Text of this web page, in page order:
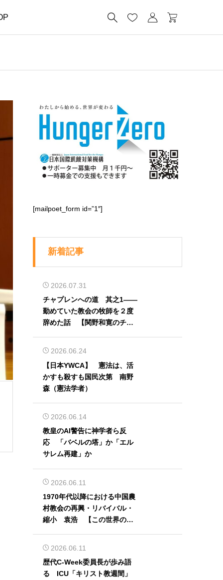
   
[mailpoet_form id=”1″]
新着記事
2026.07.31
チャプレンへの道 其之1――
勤めていた教会の牧師を２度
辞めた話 【関野和寛のチャ
2026.06.24
【日本YWCA】 憲法は、活
かすも殺すも国民次第 南野
森（憲法学者）
2026.06.14
教皇のAI警告に神学者ら反
応 「バベルの塔」か「エル
サレム再建」か
2026.06.11
1970年代以降における中国農
村教会の再興・リバイバル・
縮小 袁浩 【この世界の片
2026.06.11
歴代C-Week委員長が歩み語
る ICU「キリスト教週間」